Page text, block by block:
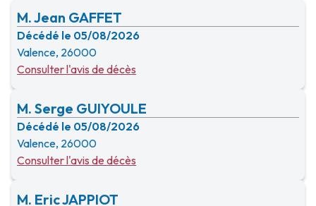
M. Jean GAFFET
Décédé le 05/08/2026
Valence, 26000
Consulter l'avis de décès
M. Serge GUIYOULE
Décédé le 05/08/2026
Valence, 26000
Consulter l'avis de décès
M. Eric JAPPIOT